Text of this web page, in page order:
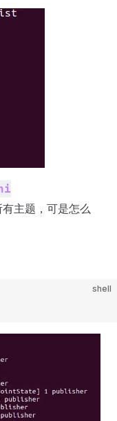
主题，可是怎么
shell